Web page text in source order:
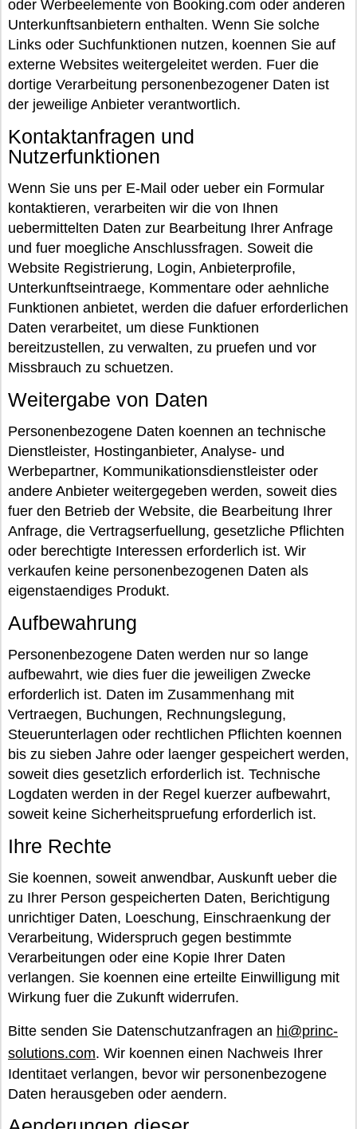
oder Werbeelemente von Booking.com oder anderen
Unterkunftsanbietern enthalten. Wenn Sie solche
Links oder Suchfunktionen nutzen, koennen Sie auf
externe Websites weitergeleitet werden. Fuer die
dortige Verarbeitung personenbezogener Daten ist
der jeweilige Anbieter verantwortlich.
Kontaktanfragen und
Nutzerfunktionen
Wenn Sie uns per E-Mail oder ueber ein Formular
kontaktieren, verarbeiten wir die von Ihnen
uebermittelten Daten zur Bearbeitung Ihrer Anfrage
und fuer moegliche Anschlussfragen. Soweit die
Website Registrierung, Login, Anbieterprofile,
Unterkunftseintraege, Kommentare oder aehnliche
Funktionen anbietet, werden die dafuer erforderlichen
Daten verarbeitet, um diese Funktionen
bereitzustellen, zu verwalten, zu pruefen und vor
Missbrauch zu schuetzen.
Weitergabe von Daten
Personenbezogene Daten koennen an technische
Dienstleister, Hostinganbieter, Analyse- und
Werbepartner, Kommunikationsdienstleister oder
andere Anbieter weitergegeben werden, soweit dies
fuer den Betrieb der Website, die Bearbeitung Ihrer
Anfrage, die Vertragserfuellung, gesetzliche Pflichten
oder berechtigte Interessen erforderlich ist. Wir
verkaufen keine personenbezogenen Daten als
eigenstaendiges Produkt.
Aufbewahrung
Personenbezogene Daten werden nur so lange
aufbewahrt, wie dies fuer die jeweiligen Zwecke
erforderlich ist. Daten im Zusammenhang mit
Vertraegen, Buchungen, Rechnungslegung,
Steuerunterlagen oder rechtlichen Pflichten koennen
bis zu sieben Jahre oder laenger gespeichert werden,
soweit dies gesetzlich erforderlich ist. Technische
Logdaten werden in der Regel kuerzer aufbewahrt,
soweit keine Sicherheitspruefung erforderlich ist.
Ihre Rechte
Sie koennen, soweit anwendbar, Auskunft ueber die
zu Ihrer Person gespeicherten Daten, Berichtigung
unrichtiger Daten, Loeschung, Einschraenkung der
Verarbeitung, Widerspruch gegen bestimmte
Verarbeitungen oder eine Kopie Ihrer Daten
verlangen. Sie koennen eine erteilte Einwilligung mit
Wirkung fuer die Zukunft widerrufen.
Bitte senden Sie Datenschutzanfragen an hi@princ-
solutions.com. Wir koennen einen Nachweis Ihrer
Identitaet verlangen, bevor wir personenbezogene
Daten herausgeben oder aendern.